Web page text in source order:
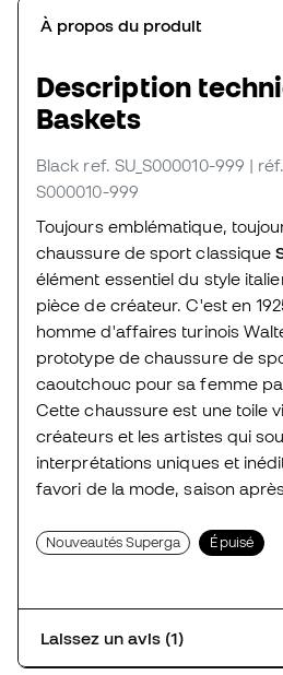
À propos du produit
Description
Baskets
Black ref. SU_S000010-999 |
S000010-999
Toujours emblématique,
chaussure de sport classique
élément essentiel du style
pièce de créateur. C'est en
homme d'affaires turinois
prototype de chaussure de
caoutchouc pour sa femme
Cette chaussure est une toile
créateurs et les artistes qui
interprétations uniques et
favori de la mode, saison
Nouveautés Superga Épuisé
Laissez un avis (1)